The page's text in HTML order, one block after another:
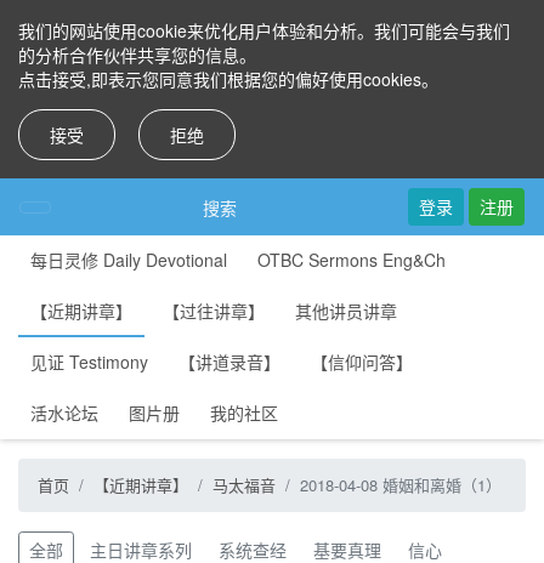
我们的网站使用cookie来优化用户体验和分析。我们可能会与我们
的分析合作伙伴共享您的信息。
点击接受,即表示您同意我们根据您的偏好使用cookies。
接受 拒绝
搜索 登录 注册
每日灵修 Daily Devotional OTBC Sermons Eng&Ch
【近期讲章】 【过往讲章】 其他讲员讲章
见证 Testimony 【讲道录音】 【信仰问答】
活水论坛 图片册 我的社区
首页 【近期讲章】 马太福音 2018-04-08 婚姻和离婚（1）
全部 主日讲章系列 系统查经 基要真理
信心